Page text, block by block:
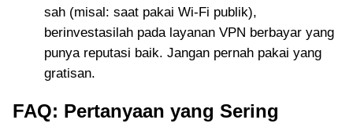
sah (misal: saat pakai Wi-Fi publik),
berinvestasilah pada layanan VPN berbayar yang
punya reputasi baik. Jangan pernah pakai yang
gratisan.
FAQ: Pertanyaan yang Sering